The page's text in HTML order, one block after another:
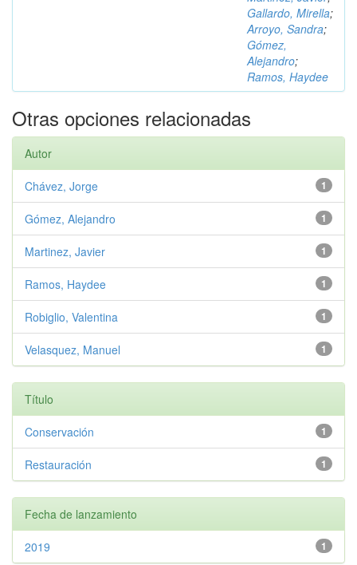
Gallardo, Mirella;
Arroyo, Sandra;
Gómez,
Alejandro;
Ramos, Haydee
Otras opciones relacionadas
Autor
1
Chávez, Jorge
1
Gómez, Alejandro
1
Martinez, Javier
1
Ramos, Haydee
1
Robiglio, Valentina
1
Velasquez, Manuel
Título
1
Conservación
1
Restauración
Fecha de lanzamiento
1
2019